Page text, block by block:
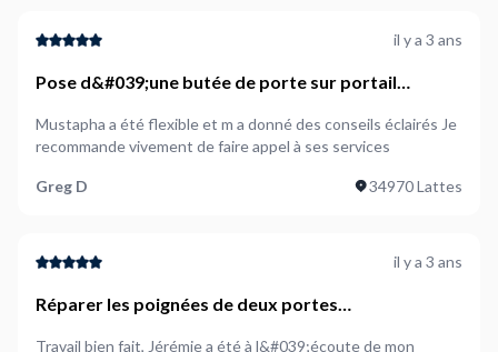
il y a 3 ans
Pose d&#039;une butée de porte sur portail
Mustapha a été flexible et m a donné des conseils éclairés Je
recommande vivement de faire appel à ses services
Greg D 34970 Lattes
il y a 3 ans
Réparer les poignées de deux portes
Travail bien fait, Jérémie a été à l&#039;écoute de mon